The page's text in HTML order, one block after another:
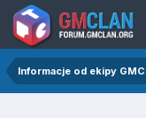
Informacje od ekipy